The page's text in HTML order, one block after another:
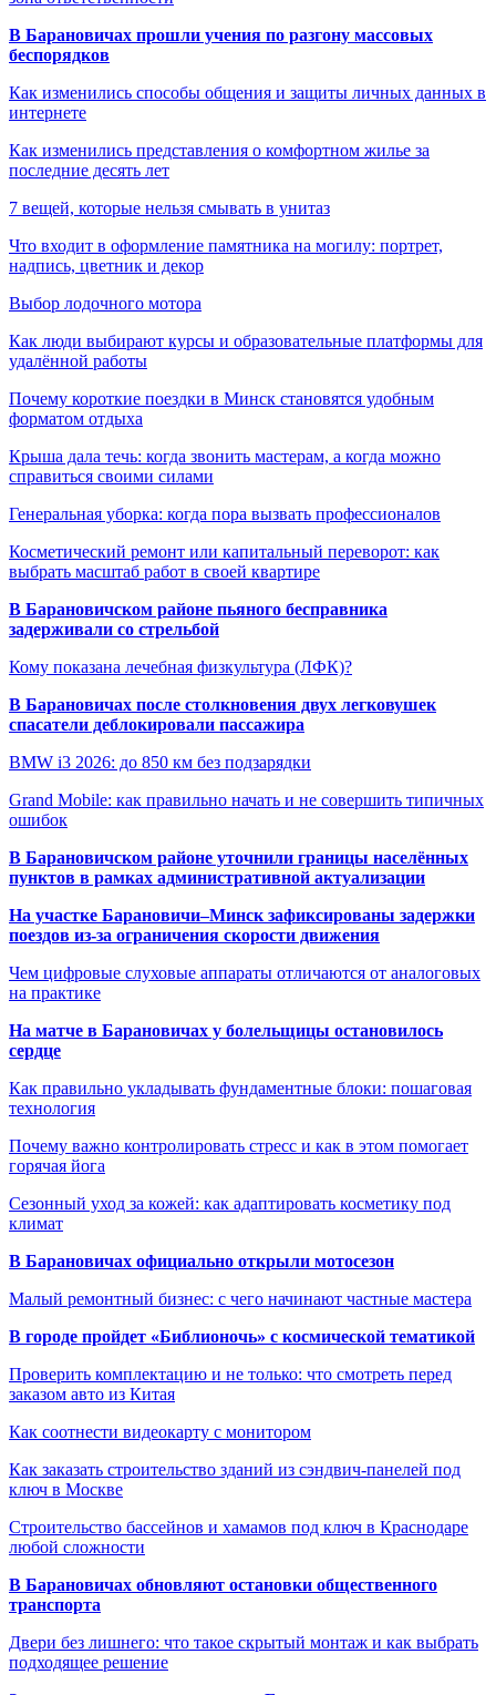
В Барановичах прошли учения по разгону массовых
беспорядков
Как изменились способы общения и защиты личных данных в
интернете
Как изменились представления о комфортном жилье за
последние десять лет
7 вещей, которые нельзя смывать в унитаз
Что входит в оформление памятника на могилу: портрет,
надпись, цветник и декор
Выбор лодочного мотора
Как люди выбирают курсы и образовательные платформы для
удалённой работы
Почему короткие поездки в Минск становятся удобным
форматом отдыха
Крыша дала течь: когда звонить мастерам, а когда можно
справиться своими силами
Генеральная уборка: когда пора вызвать профессионалов
Косметический ремонт или капитальный переворот: как
выбрать масштаб работ в своей квартире
В Барановичском районе пьяного бесправника
задерживали со стрельбой
Кому показана лечебная физкультура (ЛФК)?
В Барановичах после столкновения двух легковушек
спасатели деблокировали пассажира
BMW i3 2026: до 850 км без подзарядки
Grand Mobile: как правильно начать и не совершить типичных
ошибок
В Барановичском районе уточнили границы населённых
пунктов в рамках административной актуализации
На участке Барановичи–Минск зафиксированы задержки
поездов из-за ограничения скорости движения
Чем цифровые слуховые аппараты отличаются от аналоговых
на практике
На матче в Барановичах у болельщицы остановилось
сердце
Как правильно укладывать фундаментные блоки: пошаговая
технология
Почему важно контролировать стресс и как в этом помогает
горячая йога
Сезонный уход за кожей: как адаптировать косметику под
климат
В Барановичах официально открыли мотосезон
Малый ремонтный бизнес: с чего начинают частные мастера
В городе пройдет «Библионочь» с космической тематикой
Проверить комплектацию и не только: что смотреть перед
заказом авто из Китая
Как соотнести видеокарту с монитором
Как заказать строительство зданий из сэндвич-панелей под
ключ в Москве
Строительство бассейнов и хамамов под ключ в Краснодаре
любой сложности
В Барановичах обновляют остановки общественного
транспорта
Двери без лишнего: что такое скрытый монтаж и как выбрать
подходящее решение